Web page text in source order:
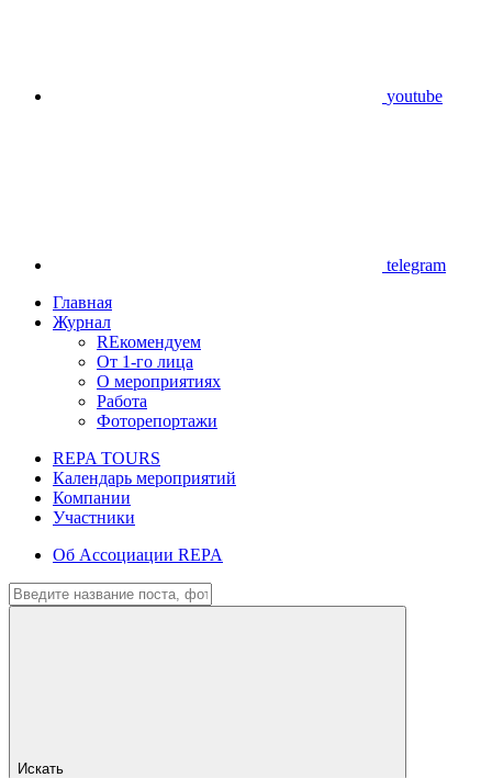
youtube
telegram
Главная
Журнал
REкомендуем
От 1-го лица
О мероприятиях
Работа
Фоторепортажи
REPA TOURS
Календарь мероприятий
Компании
Участники
Об Ассоциации REPA
Искать